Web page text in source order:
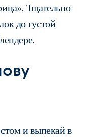
Тщательно
до густой
и выпекай в